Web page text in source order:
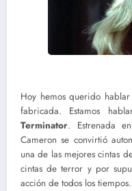
Hoy hemos querido
fabricada. Estamos
Terminator. Estrenada
Cameron se convirtió
una de las mejores cintas
cintas de terror ypor
acción de todos los tiempos.